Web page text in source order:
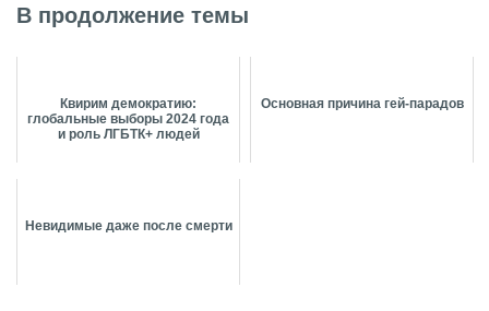
В продолжение темы
Квирим демократию:
глобальные выборы 2024 года
и роль ЛГБТК+ людей
Основная причина гей-парадов
Невидимые даже после смерти